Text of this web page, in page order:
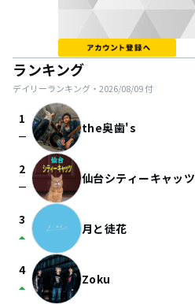
ランキング
デイリーランキング・ 2026/08/09付
1
check_indeterminate_small the奥歯's
2
check_indeterminate_small 仙台シティーキャッツ
3
arrow_drop_up 月と徒花
4
arrow_drop_up Zoku